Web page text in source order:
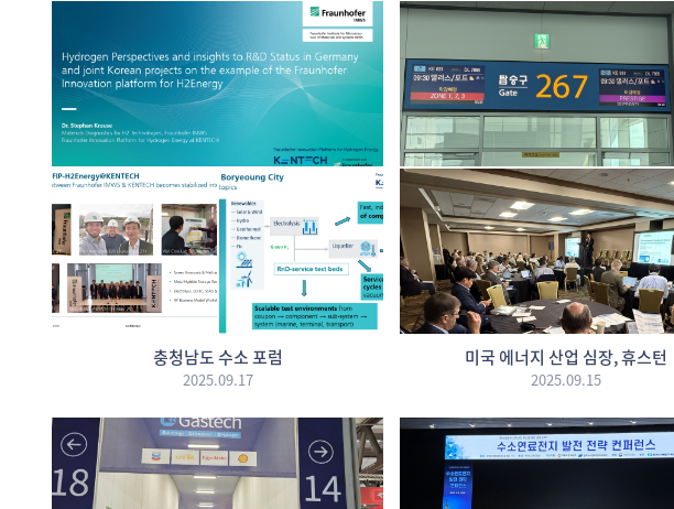
충청남도 수소 포럼
2025.09.17
미국 에너지 산업 심장, 휴스턴
2025.09.15